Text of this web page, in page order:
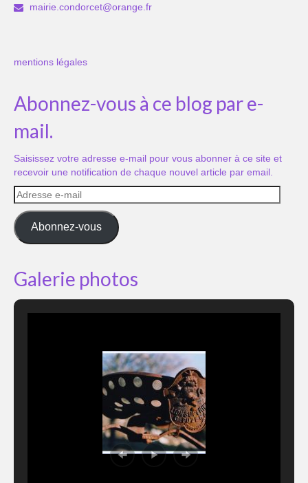
mairie.condorcet@orange.fr
mentions légales
Abonnez-vous à ce blog par e-
mail.
Saisissez votre adresse e-mail pour vous abonner à ce site et
recevoir une notification de chaque nouvel article par email.
Adresse
e-
mail
Abonnez-vous
Galerie photos